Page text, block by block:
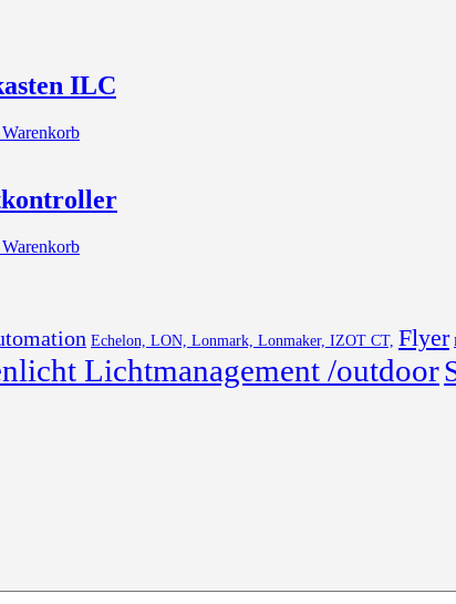
ILC
Echelon, LON, Lonmark, Lonmaker, IZOT CT, Flyer
Lichtmanagement /outdoor